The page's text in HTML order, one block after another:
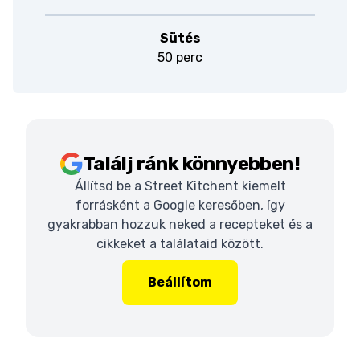
Sütés
50 perc
Találj ránk könnyebben!
Állítsd be a Street Kitchent kiemelt
forrásként a Google keresőben, így
gyakrabban hozzuk neked a recepteket és a
cikkeket a találataid között.
Beállítom